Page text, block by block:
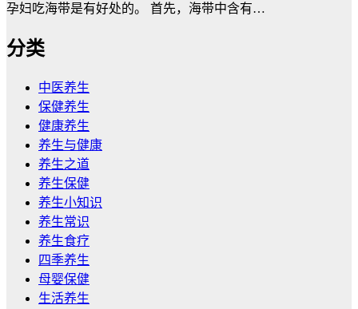
孕妇吃海带是有好处的。 首先，海带中含有…
分类
中医养生
保健养生
健康养生
养生与健康
养生之道
养生保健
养生小知识
养生常识
养生食疗
四季养生
母婴保健
生活养生